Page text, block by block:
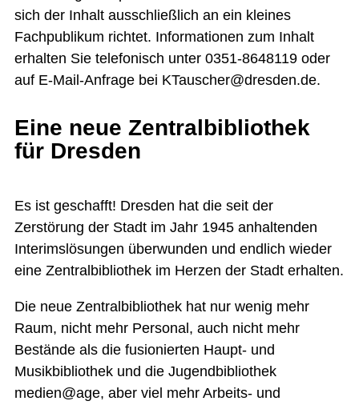
sich der Inhalt ausschließlich an ein kleines
Fachpublikum richtet. Informationen zum Inhalt
erhalten Sie telefonisch unter 0351-8648119 oder
auf E-Mail-Anfrage bei KTauscher@dresden.de.
Eine neue Zentralbibliothek
für Dresden
Es ist geschafft! Dresden hat die seit der
Zerstörung der Stadt im Jahr 1945 anhaltenden
Interimslösungen überwunden und endlich wieder
eine Zentralbibliothek im Herzen der Stadt erhalten.
Die neue Zentralbibliothek hat nur wenig mehr
Raum, nicht mehr Personal, auch nicht mehr
Bestände als die fusionierten Haupt- und
Musikbibliothek und die Jugendbibliothek
medien@age, aber viel mehr Arbeits- und